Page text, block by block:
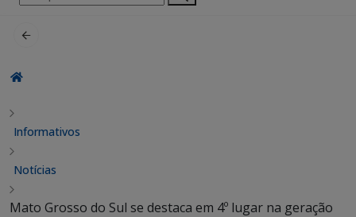
por:
Informativos
Notícias
Mato Grosso do Sul se destaca em 4º lugar na geração